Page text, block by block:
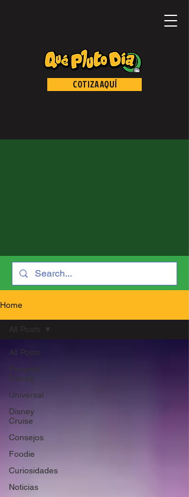
COTIZA AQUÍ
Home
All Posts
Parques
Disney
Universal
Disney
Cruise
Consejos
Foodie
Curiosidades
Noticias
All Posts